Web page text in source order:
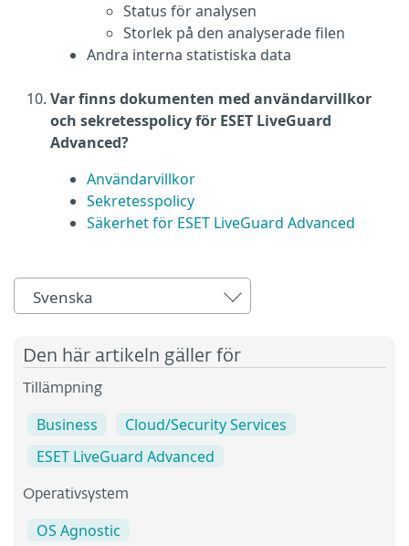
Status för analysen
Storlek på den analyserade filen
Andra interna statistiska data
Var finns dokumenten med användarvillkor
och sekretesspolicy för ESET LiveGuard
Advanced?
Användarvillkor
Sekretesspolicy
Säkerhet för ESET LiveGuard Advanced
Svenska
Den här artikeln gäller för
Tillämpning
Business
Cloud/Security Services
ESET LiveGuard Advanced
Operativsystem
OS Agnostic